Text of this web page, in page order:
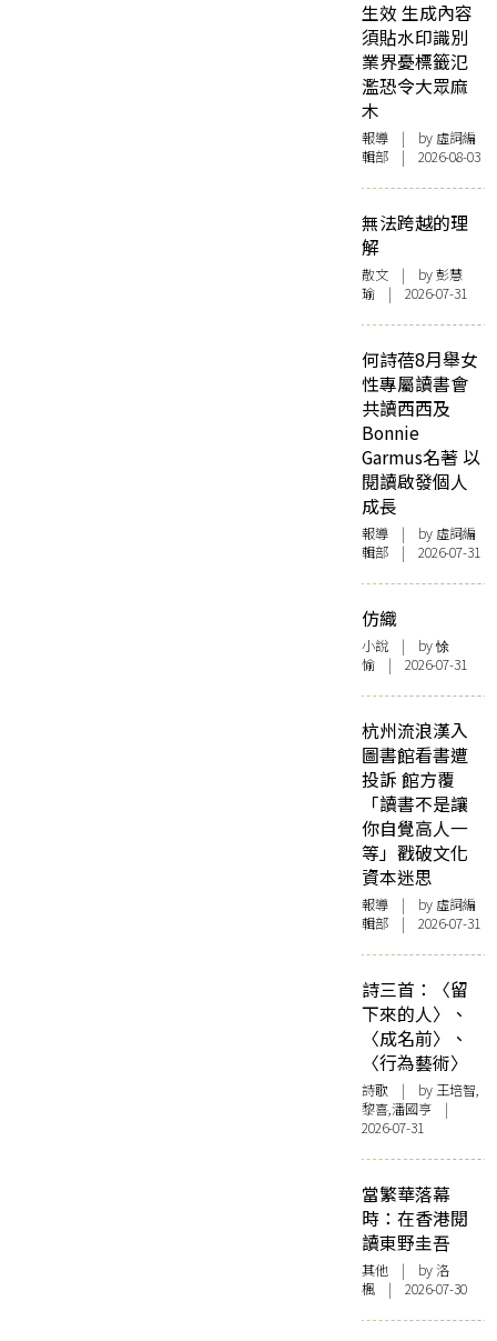
生效 生成內容
須貼水印識別
業界憂標籤氾
濫恐令大眾麻
木
報導 | by 虛詞編
輯部 | 2026-08-03
無法跨越的理
解
散文 | by 彭慧
瑜 | 2026-07-31
何詩蓓8月舉女
性專屬讀書會
共讀西西及
Bonnie
Garmus名著 以
閱讀啟發個人
成長
報導 | by 虛詞編
輯部 | 2026-07-31
仿織
小說 | by 悇
愉 | 2026-07-31
杭州流浪漢入
圖書館看書遭
投訴 館方覆
「讀書不是讓
你自覺高人一
等」戳破文化
資本迷思
報導 | by 虛詞編
輯部 | 2026-07-31
詩三首：〈留
下來的人〉、
〈成名前〉、
〈行為藝術〉
詩歌 | by 王培智,
黎喜,潘國亨 |
2026-07-31
當繁華落幕
時：在香港閱
讀東野圭吾
其他 | by洛
楓 | 2026-07-30